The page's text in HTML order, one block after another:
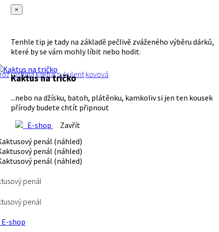
×
Tenhle tip je tady na základě pečlivě zváženého výběru dárků,
které by se vám mohly líbit nebo hodit.
rostlinakaktussukulent kovová
Kaktus na tričko
...nebo na džísku, batoh, plátěnku, kamkoliv si jen ten kousek
přírody budete chtít připnout
E-shop
Zavřít
penál
penál
shop